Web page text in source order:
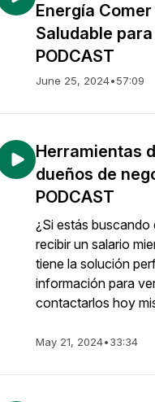
Energía
Saludable
PODCAST
June 25, 2024•57:09
Herramientas
dueños de
PODCAST
¿Si estás buscando
recibir un salario
tiene la solución
información para
contactarlos hoy
May 21, 2024•33:34